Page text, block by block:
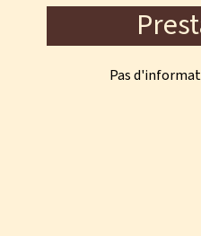
Pas